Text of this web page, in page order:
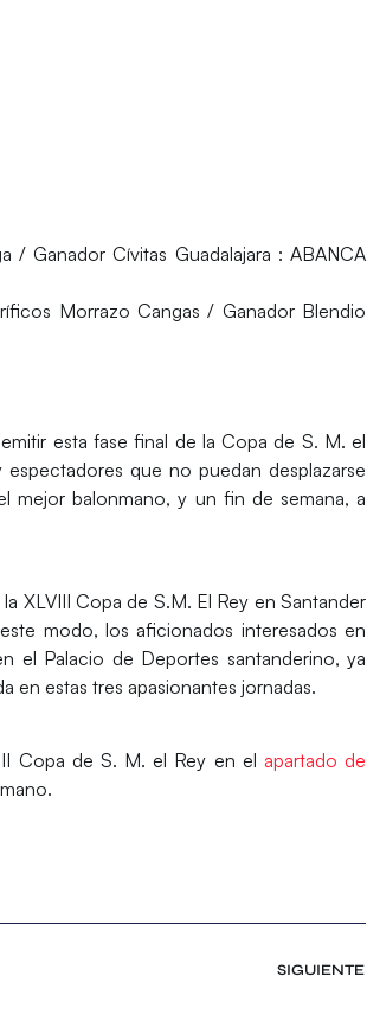
/ Ganador Cívitas Guadalajara : ABANCA
Morrazo Cangas / Ganador Blendio
esta fase final de la Copa de S. M. el
que no puedan desplazarse
mejor balonmano, y un fin de semana, a
XLVIII Copa de S.M. El Rey enSantander
modo, los aficionados interesados en
el Palacio de Deportes santanderino, ya
en estas tres apasionantes jornadas.
Copa de S. M. el Rey en el apartado de
SIGUIENTE